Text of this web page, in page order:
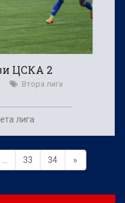
ЦСКА 2
Втора лига
лига
33 34 »